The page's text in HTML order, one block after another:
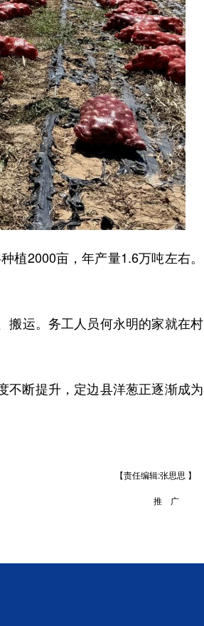
2000亩，年产量1.6万吨左右。
运。务工人员何永明的家就在村
断提升，定边县洋葱正逐渐成为
【责任编辑:张思思 】
推 广